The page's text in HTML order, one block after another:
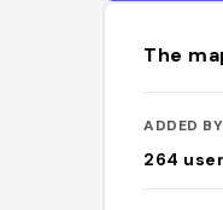
The
ADDED BY
264